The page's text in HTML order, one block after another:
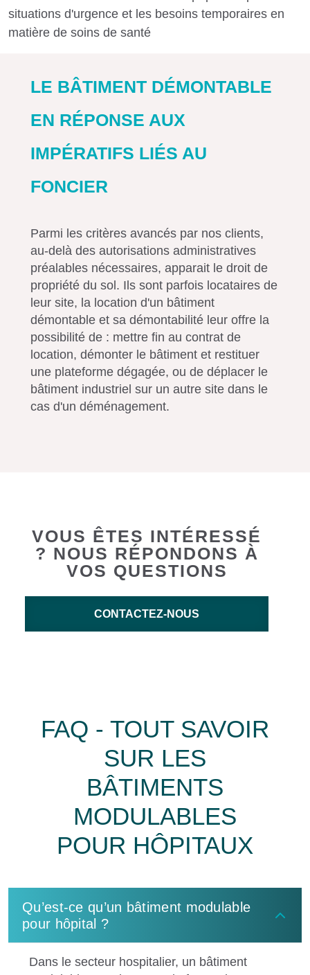
situations d'urgence et les besoins temporaires en
matière de soins de santé
LE BÂTIMENT DÉMONTABLE
EN RÉPONSE AUX
IMPÉRATIFS LIÉS AU
FONCIER
Parmi les critères avancés par nos clients,
au-delà des autorisations administratives
préalables nécessaires, apparait le droit de
propriété du sol. Ils sont parfois locataires de
leur site, la location d'un bâtiment
démontable et sa démontabilité leur offre la
possibilité de : mettre fin au contrat de
location, démonter le bâtiment et restituer
une plateforme dégagée, ou de déplacer le
bâtiment industriel sur un autre site dans le
cas d'un déménagement.
CONTACTEZ-NOUS
VOUS ÊTES INTÉRESSÉ
? NOUS RÉPONDONS À
VOS QUESTIONS
FAQ - TOUT SAVOIR
SUR LES
BÂTIMENTS
MODULABLES
POUR HÔPITAUX
Qu’est-ce qu’un bâtiment modulable
pour hôpital ?
Dans le secteur hospitalier, un bâtiment